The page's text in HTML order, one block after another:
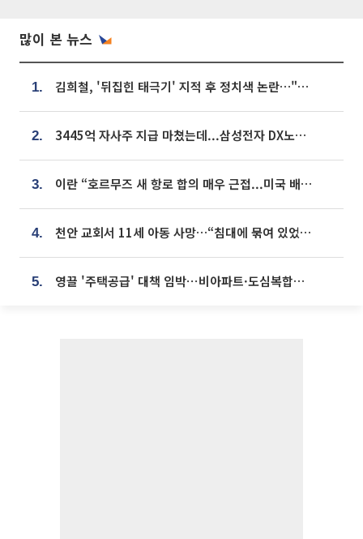
많이 본 뉴스
1. 김희철, '뒤집힌 태극기' 지적 후 정치색 논란…"좌우 떠나 우리나라 국기"
2. 3445억 자사주 지급 마쳤는데...삼성전자 DX노조, 뒤늦은 '떼쓰기 집회'
3. 이란 “호르무즈 새 항로 합의 매우 근접...미국 배상 먼저”
4. 천안 교회서 11세 아동 사망…“침대에 묶여 있었다” 진술 확보
5. 영끌 '주택공급' 대책 임박⋯비아파트·도심복합까지 총동원